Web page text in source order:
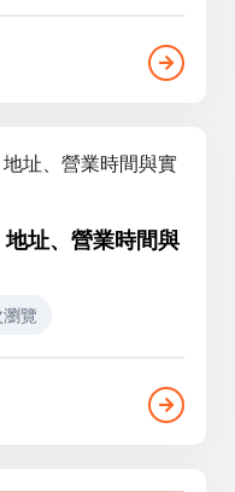
址、營業時間與
覽